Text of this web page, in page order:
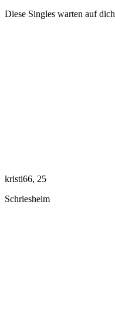
Diese Singles warten auf dich
kristi66, 25
Schriesheim